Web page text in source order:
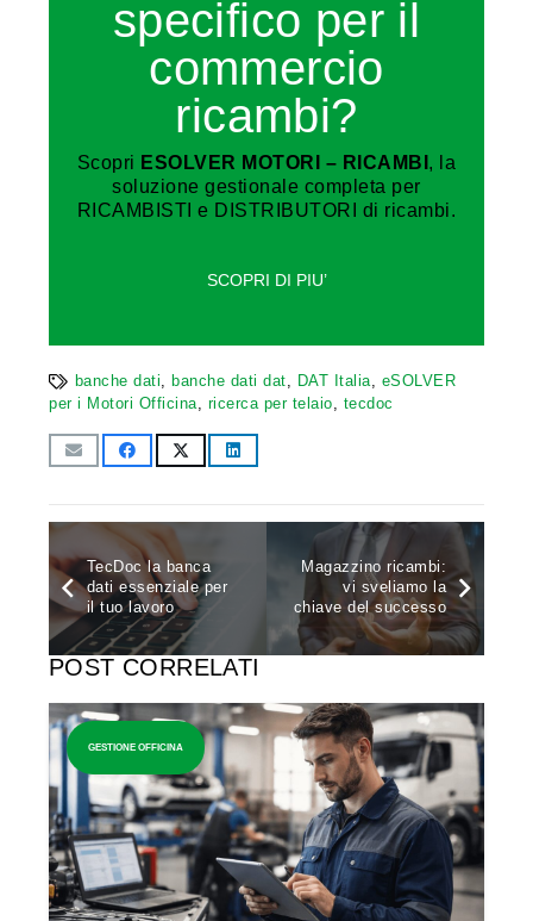
specifico per il
commercio
ricambi?
Scopri ESOLVER MOTORI – RICAMBI , la
soluzione gestionale completa per
RICAMBISTI e DISTRIBUTORI di ricambi.
SCOPRI DI PIU’
banche dati, banche dati dat, DAT Italia, eSOLVER
per i Motori Officina, ricerca per telaio, tecdoc
TecDoc la banca
dati essenziale per
il tuo lavoro
Magazzino ricambi:
vi sveliamo la
chiave del successo
POST CORRELATI
GESTIONE OFFICINA